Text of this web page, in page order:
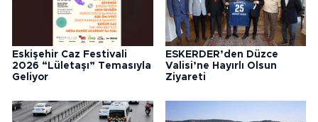
Eskişehir Caz Festivali
2026 “Lületaşı” Temasıyla
Geliyor
ESKERDER’den Düzce
Valisi’ne Hayırlı Olsun
Ziyareti